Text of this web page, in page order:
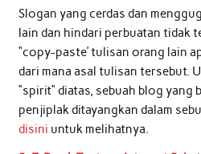
Slogan yang cerdas dan
lain dan hindari perbuatan tidak
“copy-paste’ tulisan orang lain
dari mana asal tulisan tersebut.
“spirit” diatas, sebuah blog yang
penjiplak ditayangkan dalam
disini untuk melihatnya.